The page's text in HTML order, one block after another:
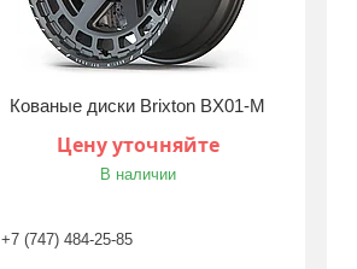
Кованые диски Brixton BX01-M
Цену уточняйте
В наличии
+7 (747) 484-25-85